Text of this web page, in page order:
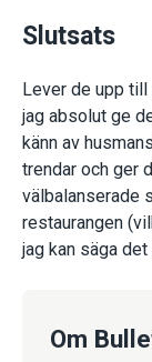
Slutsats
Lever de upp
jag absolut ge
känn av
trendar och ger
välbalanserade
restaurangen
jag kan säga
Om